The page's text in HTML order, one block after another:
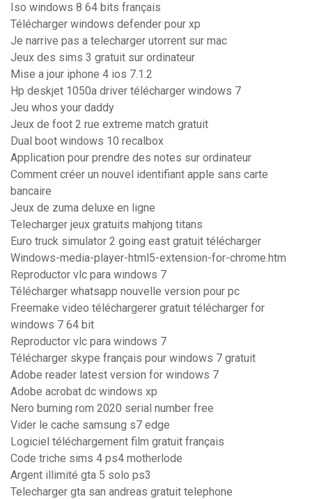
Iso windows 8 64 bits français
Télécharger windows defender pour xp
Je narrive pas a telecharger utorrent sur mac
Jeux des sims 3 gratuit sur ordinateur
Mise a jour iphone 4 ios 7.1.2
Hp deskjet 1050a driver télécharger windows 7
Jeu whos your daddy
Jeux de foot 2 rue extreme match gratuit
Dual boot windows 10 recalbox
Application pour prendre des notes sur ordinateur
Comment créer un nouvel identifiant apple sans carte
bancaire
Jeux de zuma deluxe en ligne
Telecharger jeux gratuits mahjong titans
Euro truck simulator 2 going east gratuit télécharger
Windows-media-player-html5-extension-for-chrome.htm
Reproductor vlc para windows 7
Télécharger whatsapp nouvelle version pour pc
Freemake video téléchargerer gratuit télécharger for
windows 7 64 bit
Reproductor vlc para windows 7
Télécharger skype français pour windows 7 gratuit
Adobe reader latest version for windows 7
Adobe acrobat dc windows xp
Nero burning rom 2020 serial number free
Vider le cache samsung s7 edge
Logiciel téléchargement film gratuit français
Code triche sims 4 ps4 motherlode
Argent illimité gta 5 solo ps3
Telecharger gta san andreas gratuit telephone